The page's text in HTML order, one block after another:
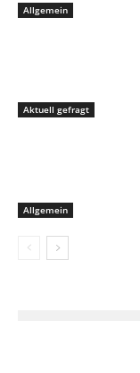
Allgemein
Aktuell gefragt
Allgemein